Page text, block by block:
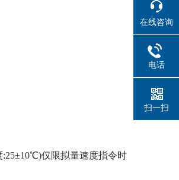
:25±10℃)仅限拟量速度指令时
在线咨询
电话
扫一扫